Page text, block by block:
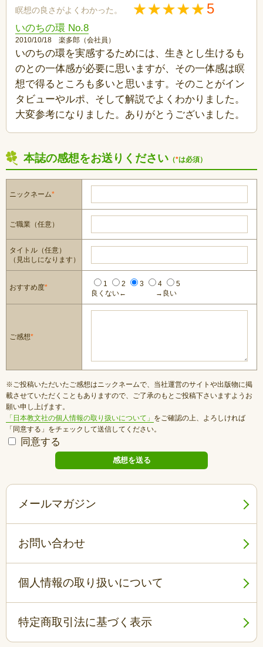
瞑想の良さがよくわかった。 5
いのちの環 No.8
2010/10/18 楽多郎（会社員）
いのちの環を実感するためには、生きとし生けるも
のとの一体感が必要に思いますが、その一体感は瞑
想で得るところも多いと思います。そのことがイン
タビューやルポ、そして解説でよくわかりました。
大変参考になりました。ありがとうございました。
本誌の感想をお送りください （*は必須）
ニックネーム*
ご職業（任意）
タイトル（任意）
（見出しになります）
おすすめ度* 1 2 3 4
5
良くない←
→良い
ご感想*
※ご投稿いただいたご感想はニックネームで、当社運営のサイトや出版物に掲
載させていただくこともありますので、ご了承のもとご投稿下さいますようお
願い申し上げます。
「日本教文社の個人情報の取り扱いについて」 をご確認の上、よろしければ
「同意する」をチェックして送信してください。
同意する
メールマガジン
お問い合わせ
個人情報の取り扱いについて
特定商取引法に基づく表示